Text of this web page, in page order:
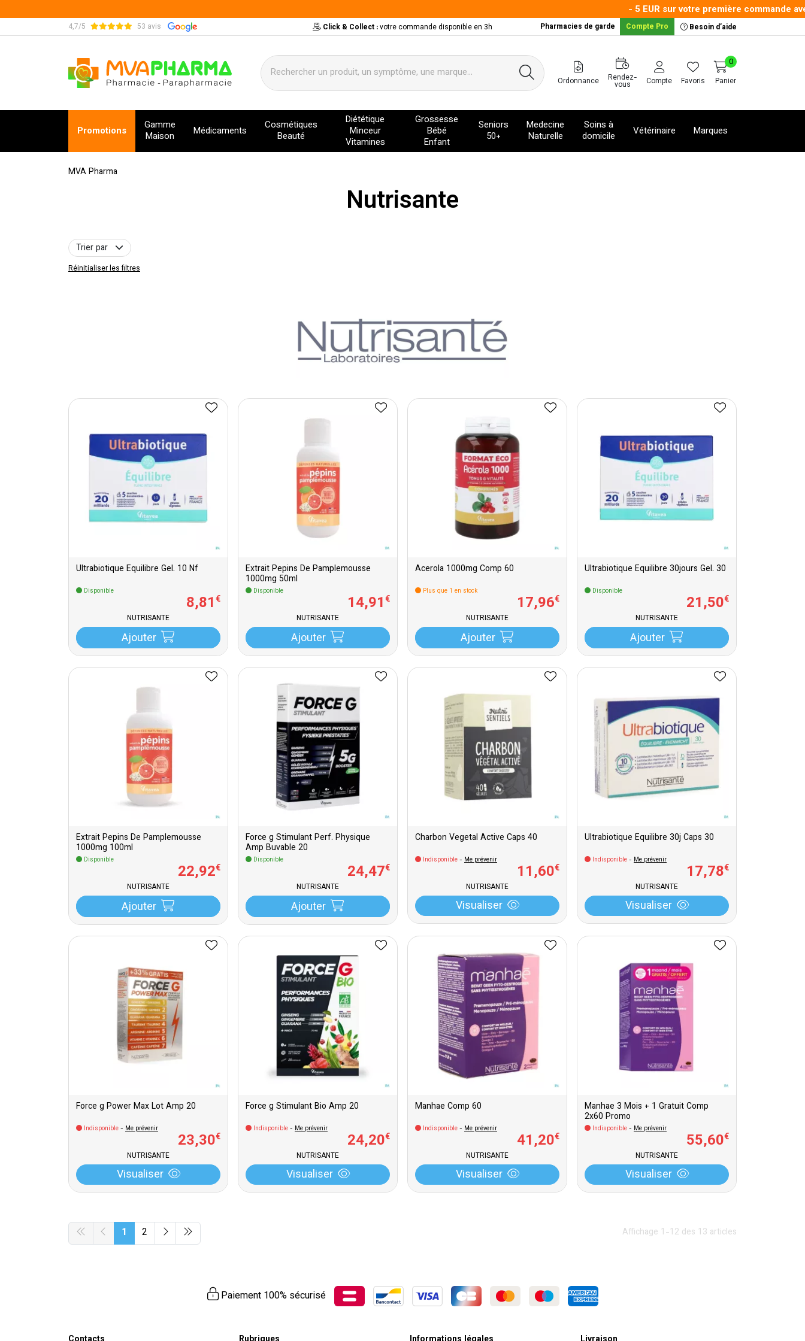
- 5 EUR sur votre première commande avec
4,7/5 53 avis Click & Collect :votre commande disponible en 3h Pharmacies de garde Compte Pro Besoin d’aide
MVA Pharma Votre pharmacie en ligne à votre service Ordonnance Rendez-
vous Compte Favoris Panier
0
Promotions
Gamme
Maison
Médicaments
Cosmétiques
Beauté
Diététique
Minceur
Vitamines
Grossesse
Bébé
Enfant
Seniors
50+
Medecine
Naturelle
Soins à
domicile
Vétérinaire Marques
MVA Pharma
Nutrisante
Trier par
Réinitialiser les filtres
Ultrabiotique Equilibre Gel. 10 Nf
Disponible
8,81€
NUTRISANTE
Ajouter
Extrait Pepins De Pamplemousse
1000mg 50ml
Disponible
14,91€
NUTRISANTE
Ajouter
Acerola 1000mg Comp 60
Plus que 1 en stock
17,96€
NUTRISANTE
Ajouter
Ultrabiotique Equilibre 30jours Gel. 30
Disponible
21,50€
NUTRISANTE
Ajouter
Extrait Pepins De Pamplemousse
1000mg 100ml
Disponible
22,92€
NUTRISANTE
Ajouter
Force g Stimulant Perf. Physique
Amp Buvable 20
Disponible
24,47€
NUTRISANTE
Ajouter
Charbon Vegetal Active Caps 40
Indisponible - Me prévenir
11,60€
NUTRISANTE
Visualiser
Ultrabiotique Equilibre 30j Caps 30
Indisponible - Me prévenir
17,78€
NUTRISANTE
Visualiser
Force g Power Max Lot Amp 20
Indisponible - Me prévenir
23,30€
NUTRISANTE
Visualiser
Force g Stimulant Bio Amp 20
Indisponible - Me prévenir
24,20€
NUTRISANTE
Visualiser
Manhae Comp 60
Indisponible - Me prévenir
41,20€
NUTRISANTE
Visualiser
Manhae 3 Mois + 1 Gratuit Comp
2x60 Promo
Indisponible - Me prévenir
55,60€
NUTRISANTE
Visualiser
Affichage 1-12 des 13 articles
1 2
Paiement 100% sécurisé